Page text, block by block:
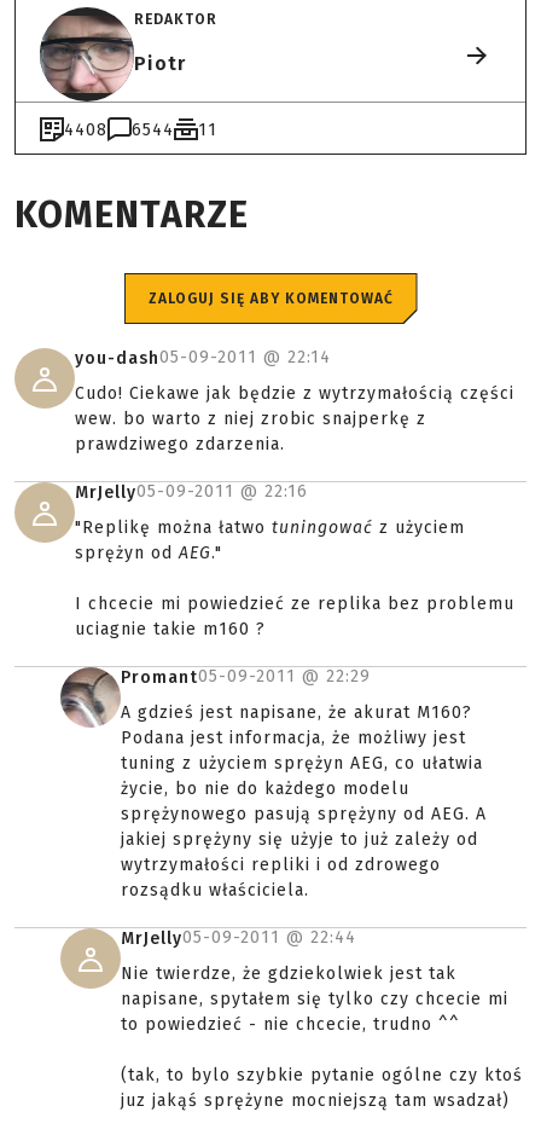
REDAKTOR
Piotr
4408 6544 11
KOMENTARZE
ZALOGUJ SIĘ ABY KOMENTOWAĆ
you-dash05-09-2011 @ 22:14
Cudo! Ciekawe jak będzie z wytrzymałością części
wew. bo warto z niej zrobic snajperkę z
prawdziwego zdarzenia.
MrJelly05-09-2011 @ 22:16
"Replikę można łatwo tuningować z użyciem
sprężyn od AEG."
I chcecie mi powiedzieć ze replika bez problemu
uciagnie takie m160 ?
Promant05-09-2011 @ 22:29
A gdzieś jest napisane, że akurat M160?
Podana jest informacja, że możliwy jest
tuning z użyciem sprężyn AEG, co ułatwia
życie, bo nie do każdego modelu
sprężynowego pasują sprężyny od AEG. A
jakiej sprężyny się użyje to już zależy od
wytrzymałości repliki i od zdrowego
rozsądku właściciela.
MrJelly05-09-2011 @ 22:44
Nie twierdze, że gdziekolwiek jest tak
napisane, spytałem się tylko czy chcecie mi
to powiedzieć - nie chcecie, trudno ^^
(tak, to bylo szybkie pytanie ogólne czy ktoś
juz jakąś sprężyne mocniejszą tam wsadzał)